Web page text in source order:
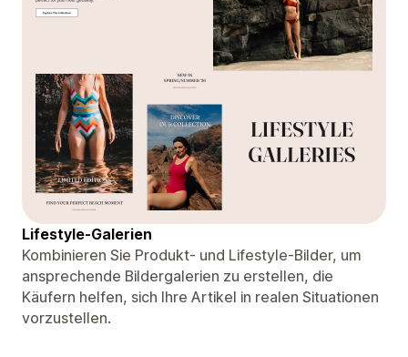
Lifestyle-Galerien
Kombinieren Sie Produkt- und Lifestyle-Bilder, um
ansprechende Bildergalerien zu erstellen, die
Käufern helfen, sich Ihre Artikel in realen Situationen
vorzustellen.